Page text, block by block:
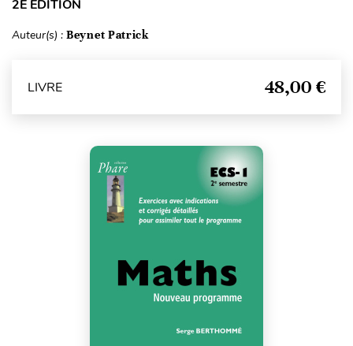
2E ÉDITION
Auteur(s) : Beynet Patrick
LIVRE 48,00 €